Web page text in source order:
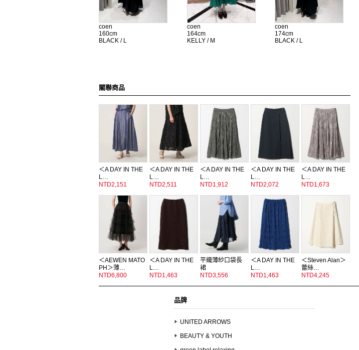
coen
160cm
BLACK / L
coen
164cm
KELLY / M
coen
174cm
BLACK / L
關聯商品
＜A DAY IN THE
L…
NTD2,151
＜A DAY IN THE
L…
NTD2,511
＜A DAY IN THE
L…
NTD1,912
＜A DAY IN THE
L…
NTD2,072
＜A DAY IN THE
L…
NTD1,673
＜AEWEN MATO
PH＞薄…
NTD6,800
＜A DAY IN THE
L…
NTD1,463
平織薄紗口袋長
裙
NTD3,556
＜A DAY IN THE
L…
NTD1,463
＜Steven Alan＞
蕾絲…
NTD4,245
品牌
UNITED ARROWS
BEAUTY & YOUTH